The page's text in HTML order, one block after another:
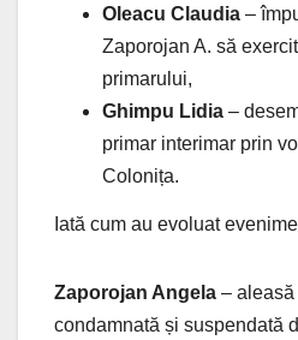
Oleacu Claudia –
Zaporojan A. să
primarului,
Ghimpu Lidia –
primar interimar prin
Colonița.
Iată cum au evoluat
Zaporojan Angela – aleasă
condamnată și suspendată